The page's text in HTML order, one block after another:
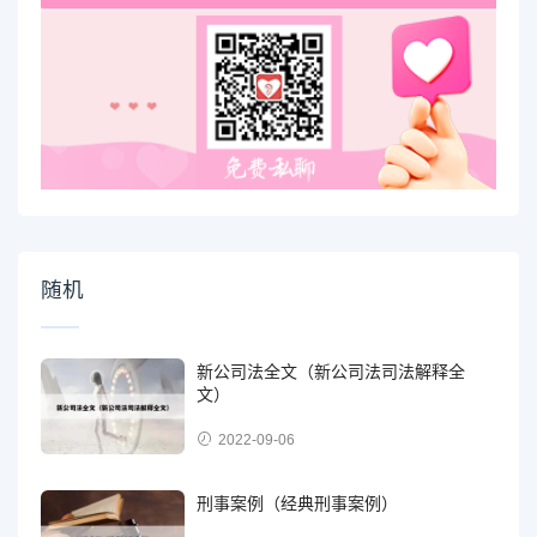
随机
新公司法全文（新公司法司法解释全
文）
2022-09-06
刑事案例（经典刑事案例）